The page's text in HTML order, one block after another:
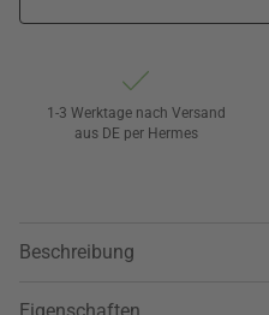
1-3 Werktage nach Versand
aus DE per Hermes
Beschreibung